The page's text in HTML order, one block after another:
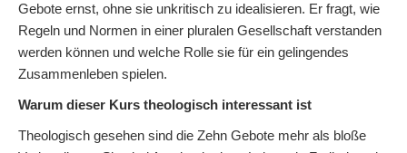
Gebote ernst, ohne sie unkritisch zu idealisieren. Er fragt, wie
Regeln und Normen in einer pluralen Gesellschaft verstanden
werden können und welche Rolle sie für ein gelingendes
Zusammenleben spielen.
Warum dieser Kurs theologisch interessant ist
Theologisch gesehen sind die Zehn Gebote mehr als bloße